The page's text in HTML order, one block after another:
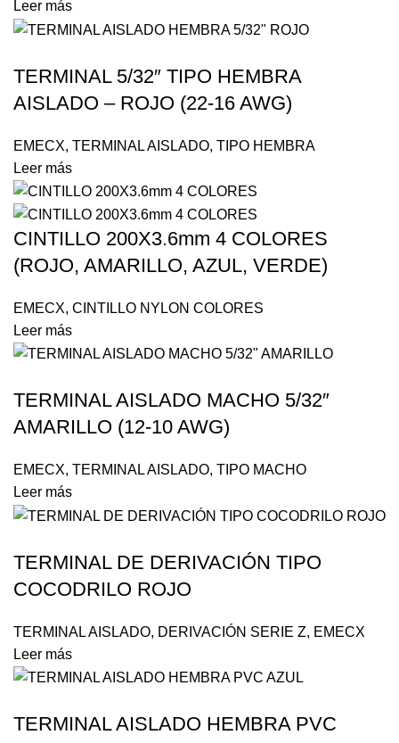
Leer más
TERMINAL 5/32″ TIPO HEMBRA
AISLADO – ROJO (22-16 AWG)
EMECX, TERMINAL AISLADO, TIPO HEMBRA
Leer más
CINTILLO 200X3.6mm 4 COLORES
(ROJO, AMARILLO, AZUL, VERDE)
EMECX, CINTILLO NYLON COLORES
Leer más
TERMINAL AISLADO MACHO 5/32″
AMARILLO (12-10 AWG)
EMECX, TERMINAL AISLADO, TIPO MACHO
Leer más
TERMINAL DE DERIVACIÓN TIPO
COCODRILO ROJO
TERMINAL AISLADO, DERIVACIÓN SERIE Z, EMECX
Leer más
TERMINAL AISLADO HEMBRA PVC